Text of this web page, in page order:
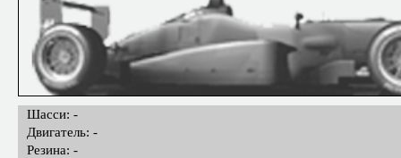
Шасси: -
Двигатель: -
Резина: -